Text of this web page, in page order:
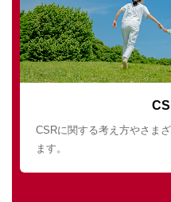
CSRに関する考え方やさま
ます。